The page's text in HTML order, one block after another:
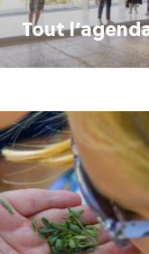
Tout